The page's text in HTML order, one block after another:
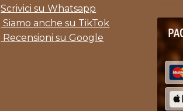
Scrivici su Whatsapp
Siamo anche su TikTok
Recensioni su Google